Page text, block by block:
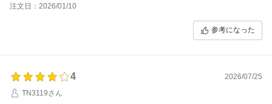
注文日：2026/01/10
参考になった
4
2026/07/25
TN3119さん